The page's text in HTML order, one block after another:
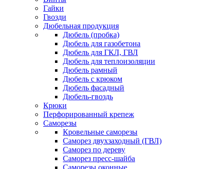
Гайки
Гвозди
Дюбельная продукция
Дюбель (пробка)
Дюбель для газобетона
Дюбель для ГКЛ, ГВЛ
Дюбель для теплоизоляции
Дюбель рамный
Дюбель с крюком
Дюбель фасадный
Дюбель-гвоздь
Крюки
Перфорированный крепеж
Саморезы
Кровельные саморезы
Саморез двухзаходный (ГВЛ)
Саморез по дереву
Саморез пресс-шайба
Саморезы оконные